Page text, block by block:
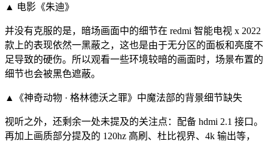
▲ 电影《朱迪》
并没有克服的是，暗场画面中的细节在 redmi 智能电视 x 2022
款上的表现依然一黑蔽之，这也是由于无分区的面板和亮度不
足导致的硬伤。所以观看一些环境较暗的画面时，场景布置的
细节也会被黑色遮蔽。
▲《神奇动物 · 格林德沃之罪》中魔法部的背景细节缺失
视听之外，还剩余一处未提及的关注点：配备 hdmi 2.1 接口。
再加上画质部分提及的 120hz 高刷、杜比视界、4k 输出等，